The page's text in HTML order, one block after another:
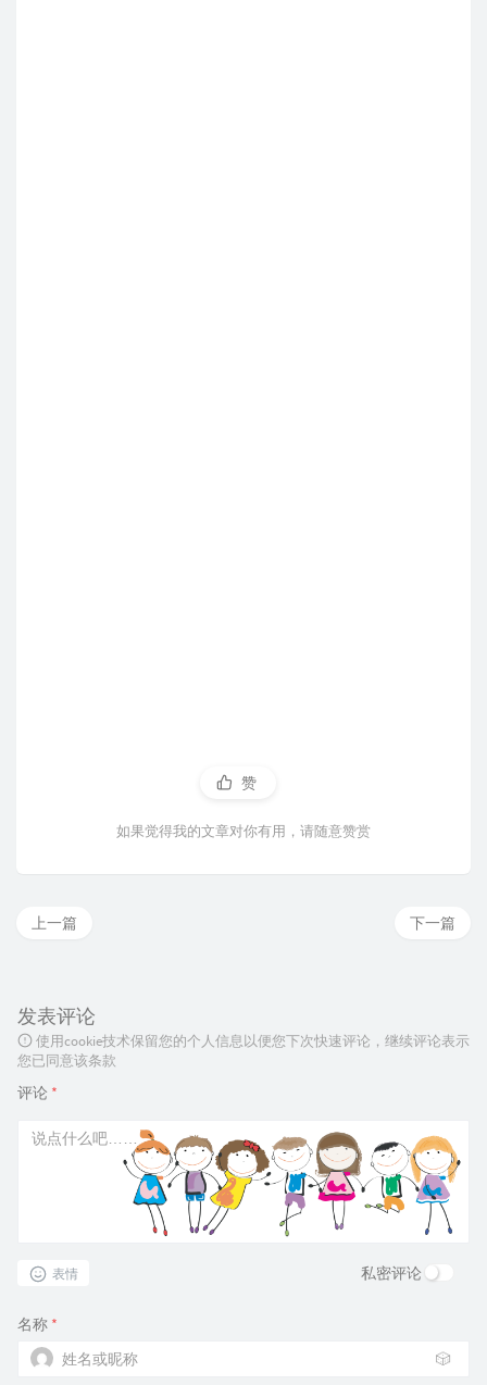
赞
如果觉得我的文章对你有用，请随意赞赏
下一篇
上一篇
发表评论
使用cookie技术保留您的个人信息以便您下次快速评论，继续评论表示
您已同意该条款
评论 *
表情 私密评论
名称 *
🎲